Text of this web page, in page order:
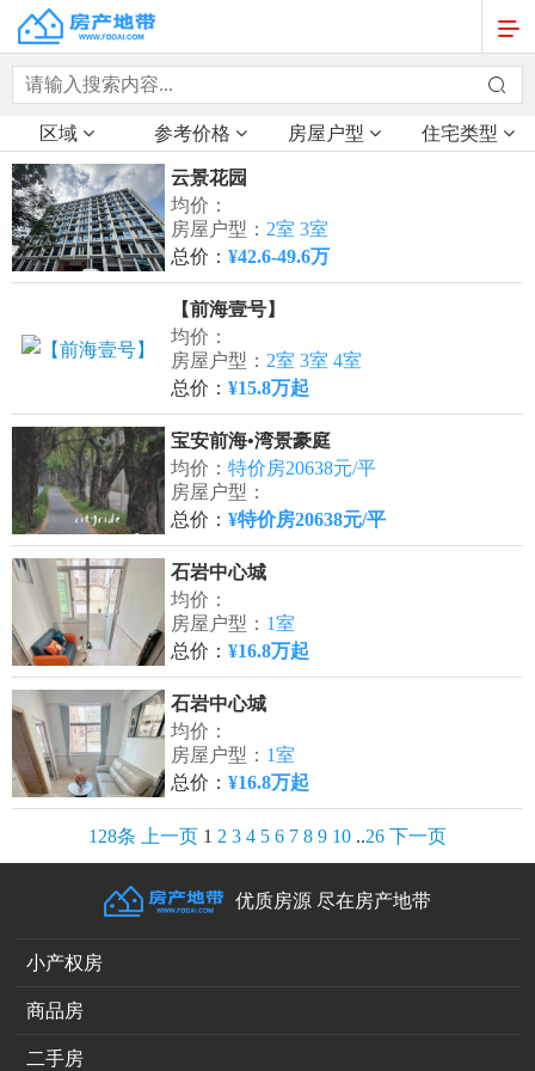
区域 参考价格 房屋户型 住宅类型
云景花园
均价：
房屋户型： 2室 3室
总价：¥42.6-49.6万
【前海壹号】
均价：
房屋户型： 2室 3室 4室
总价：¥15.8万起
宝安前海•湾景豪庭
均价：特价房20638元/平
房屋户型：
总价：¥特价房20638元/平
石岩中心城
均价：
房屋户型： 1室
总价：¥16.8万起
石岩中心城
均价：
房屋户型： 1室
总价：¥16.8万起
128条 上一页 1 2 3 4 5 6 7 8 9 10 ..26 下一页
优质房源 尽在房产地带
小产权房
商品房
二手房